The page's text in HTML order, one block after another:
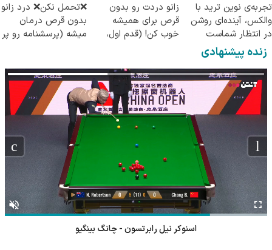
تجربه‌ی نوین ترید با
والکس، آینده‌ای روشن
در انتظار شماست
زانو دردت رو بدون
قرص برای همیشه
خوب کن! (قدم اول،
❌تحمل نکن❌ درد زانو
بدون قرص درمان
میشه (پرسشنامه رو پر
زنده پیشنهادی
اسنوکر نیل رابرتسون - چانگ بینگیو